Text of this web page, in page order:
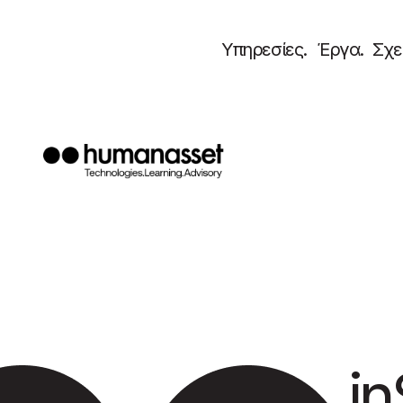
Υπηρεσίες. Έργα.